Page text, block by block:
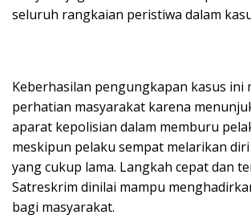
seluruh rangkaian peristiwa dalam
Keberhasilan pengungkapan kasus ini
perhatian masyarakat karena
aparat kepolisian dalam memburu
meskipun pelaku sempat melarikan
yang cukup lama. Langkah cepat dan
Satreskrim dinilai mampu
bagi masyarakat.